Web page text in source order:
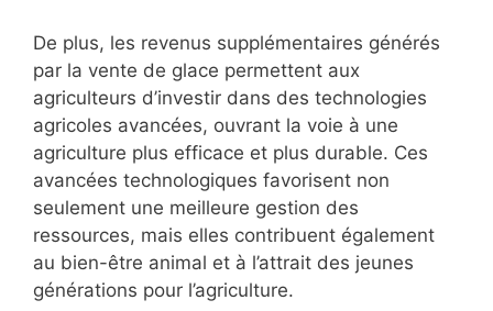
De plus, les revenus supplémentaires générés
par la vente de glace permettent aux
agriculteurs d’investir dans des technologies
agricoles avancées, ouvrant la voie à une
agriculture plus efficace et plus durable. Ces
avancées technologiques favorisent non
seulement une meilleure gestion des
ressources, mais elles contribuent également
au bien-être animal et à l’attrait des jeunes
générations pour l’agriculture.